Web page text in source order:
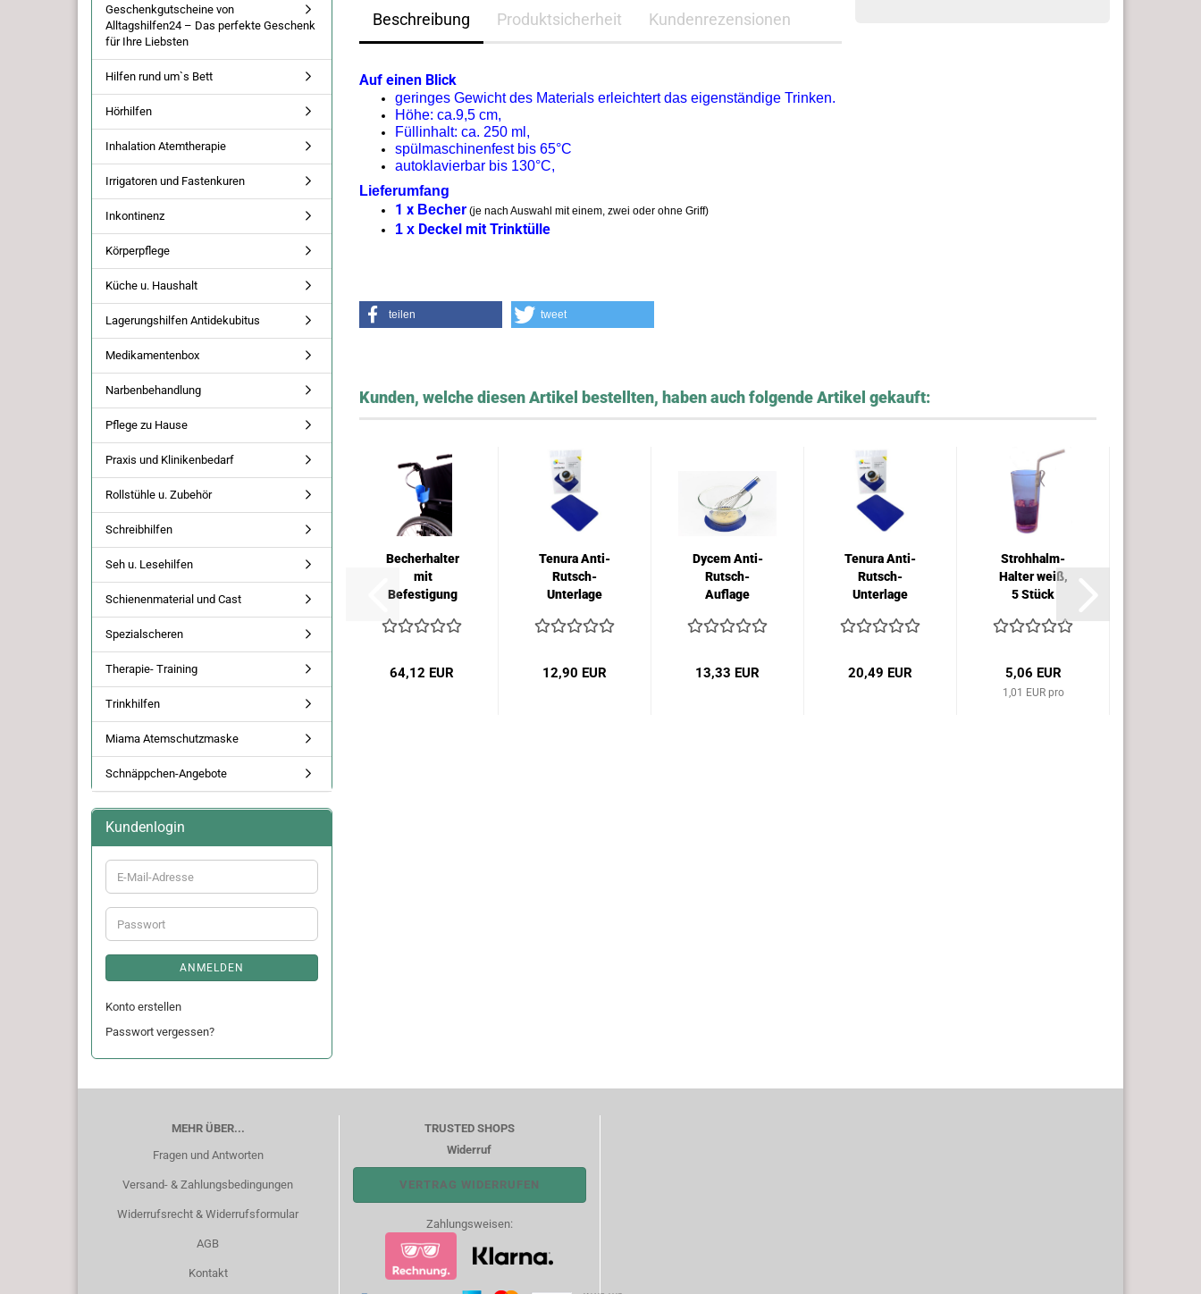
Beschreibung Produktsicherheit Kundenrezensionen
Auf einen Blick
geringes Gewicht des Materials erleichtert das eigenständige Trinken.
Höhe: ca.9,5 cm,
Füllinhalt: ca. 250 ml,
spülmaschinenfest bis 65°C
autoklavierbar bis 130°C,
Lieferumfang
1 x Becher (je nach Auswahl mit einem, zwei oder ohne Griff)
1 x Deckel mit Trinktülle
teilen tweet
Kunden, welche diesen Artikel bestellten, haben auch folgende Artikel gekauft:
Becherhalter
mit
Befestigung
64,12 EUR
Tenura Anti-
Rutsch-
Unterlage
klein...
12,90 EUR
Dycem Anti-
Rutsch-
Auflage
13,33 EUR
Tenura Anti-
Rutsch-
Unterlage
mittel...
20,49 EUR
Strohhalm-
Halter weiß,
5 Stück
5,06 EUR
1,01 EUR pro
Geschenkgutscheine von
Alltagshilfen24 – Das perfekte Geschenk
für Ihre Liebsten
Hilfen rund um`s Bett
Hörhilfen
Inhalation Atemtherapie
Irrigatoren und Fastenkuren
Inkontinenz
Körperpflege
Küche u. Haushalt
Lagerungshilfen Antidekubitus
Medikamentenbox
Narbenbehandlung
Pflege zu Hause
Praxis und Klinikenbedarf
Rollstühle u. Zubehör
Schreibhilfen
Seh u. Lesehilfen
Schienenmaterial und Cast
Spezialscheren
Therapie- Training
Trinkhilfen
Miama Atemschutzmaske
Schnäppchen-Angebote
Kundenlogin
E-
Mail-
Adresse
Passwort
ANMELDEN
Konto erstellen
Passwort vergessen?
MEHR ÜBER...
Fragen und Antworten
Versand- & Zahlungsbedingungen
Widerrufsrecht & Widerrufsformular
AGB
Kontakt
TRUSTED SHOPS
Widerruf
VERTRAG WIDERRUFEN
Zahlungsweisen: